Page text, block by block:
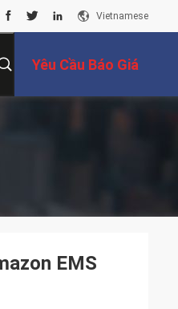
Vietnamese
Yêu Cầu Báo Giá
EMS